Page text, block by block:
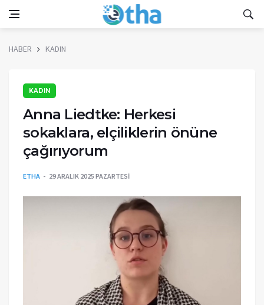
HABER KADIN
KADIN
Anna Liedtke: Herkesi
sokaklara, elçiliklerin önüne
çağırıyorum
ETHA 29 ARALIK 2025 PAZARTESI